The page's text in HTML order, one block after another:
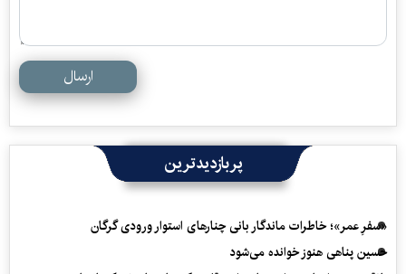
ارسال
پربازدیدترین
«سفرِ عمر»؛ خاطرات ماندگار بانی چنارهای استوار ورودی گرگان
حسین پناهی هنوز خوانده می‌شود